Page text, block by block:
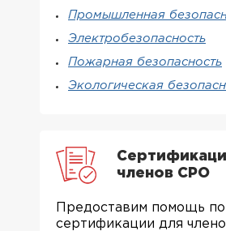
Промышленная
Электробезопасность
Пожарная безопасность
Экологическая
членов СРО
Предоставим помощь по
сертификации для